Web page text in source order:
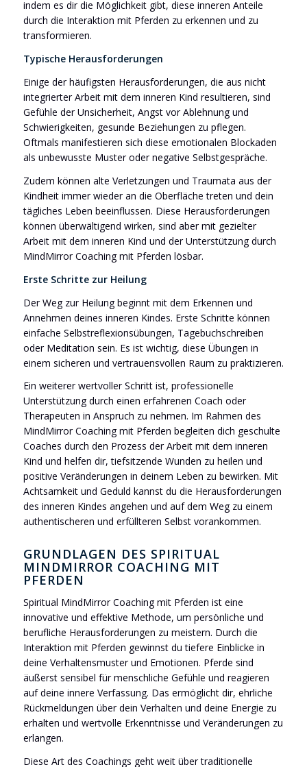
indem es dir die Möglichkeit gibt, diese inneren Anteile
durch die Interaktion mit Pferden zu erkennen und zu
transformieren.
Typische Herausforderungen
Einige der häufigsten Herausforderungen, die aus nicht
integrierter Arbeit mit dem inneren Kind resultieren, sind
Gefühle der Unsicherheit, Angst vor Ablehnung und
Schwierigkeiten, gesunde Beziehungen zu pflegen.
Oftmals manifestieren sich diese emotionalen Blockaden
als unbewusste Muster oder negative Selbstgespräche.
Zudem können alte Verletzungen und Traumata aus der
Kindheit immer wieder an die Oberfläche treten und dein
tägliches Leben beeinflussen. Diese Herausforderungen
können überwältigend wirken, sind aber mit gezielter
Arbeit mit dem inneren Kind und der Unterstützung durch
MindMirror Coaching mit Pferden lösbar.
Erste Schritte zur Heilung
Der Weg zur Heilung beginnt mit dem Erkennen und
Annehmen deines inneren Kindes. Erste Schritte können
einfache Selbstreflexionsübungen, Tagebuchschreiben
oder Meditation sein. Es ist wichtig, diese Übungen in
einem sicheren und vertrauensvollen Raum zu praktizieren.
Ein weiterer wertvoller Schritt ist, professionelle
Unterstützung durch einen erfahrenen Coach oder
Therapeuten in Anspruch zu nehmen. Im Rahmen des
MindMirror Coaching mit Pferden begleiten dich geschulte
Coaches durch den Prozess der Arbeit mit dem inneren
Kind und helfen dir, tiefsitzende Wunden zu heilen und
positive Veränderungen in deinem Leben zu bewirken. Mit
Achtsamkeit und Geduld kannst du die Herausforderungen
des inneren Kindes angehen und auf dem Weg zu einem
authentischeren und erfüllteren Selbst vorankommen.
GRUNDLAGEN DES SPIRITUAL
MINDMIRROR COACHING MIT
PFERDEN
Spiritual MindMirror Coaching mit Pferden ist eine
innovative und effektive Methode, um persönliche und
berufliche Herausforderungen zu meistern. Durch die
Interaktion mit Pferden gewinnst du tiefere Einblicke in
deine Verhaltensmuster und Emotionen. Pferde sind
äußerst sensibel für menschliche Gefühle und reagieren
auf deine innere Verfassung. Das ermöglicht dir, ehrliche
Rückmeldungen über dein Verhalten und deine Energie zu
erhalten und wertvolle Erkenntnisse und Veränderungen zu
erlangen.
Diese Art des Coachings geht weit über traditionelle